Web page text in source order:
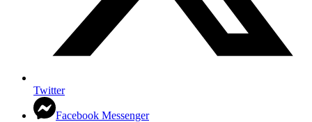
Twitter
Facebook Messenger